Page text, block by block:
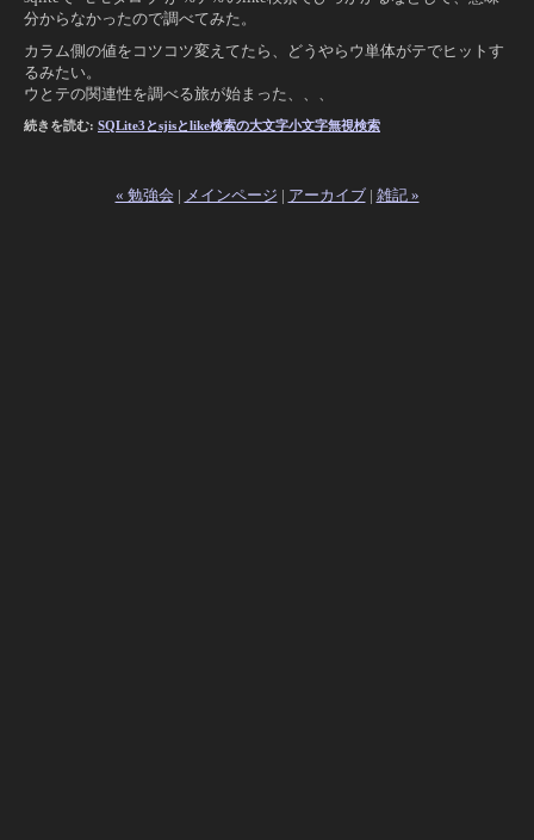
分からなかったので調べてみた。
カラム側の値をコツコツ変えてたら、どうやらウ単体がテでヒットす
るみたい。
ウとテの関連性を調べる旅が始まった、、、
続きを読む: SQLite3とsjisとlike検索の大文字小文字無視検索
« 勉強会 | メインページ | アーカイブ| 雑記 »